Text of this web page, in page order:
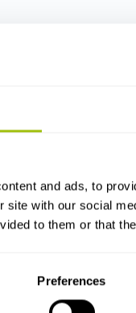
and ads, to
site with our social
to them or that
Preferences